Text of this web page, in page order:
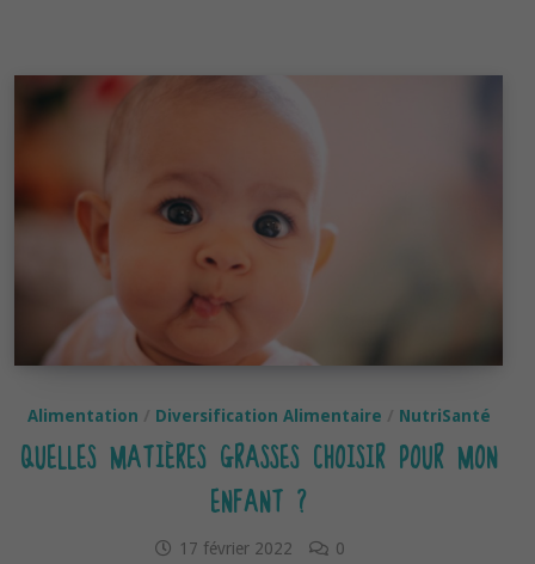
gestationnel
Alimentation Diversification Alimentaire NutriSanté
QUELLES MATIÈRES GRASSES CHOISIR POUR MON
ENFANT ?
17 février 2022 0